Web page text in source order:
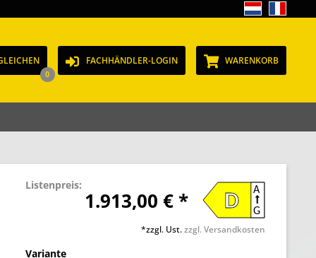
0
FACHHÄNDLER-LOGIN WARENKORB
Listenpreis:
1.913,00 € *
A
G
D
*zzgl. Ust.zzgl. Versandkosten
Variante